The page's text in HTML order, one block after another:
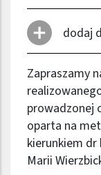
dodaj
Zapraszamy
prowadzonej
oparta na
kierunkiem dr
Marii